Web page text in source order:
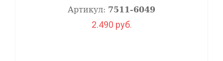
Артикул: 7511-6049
2.490 руб.